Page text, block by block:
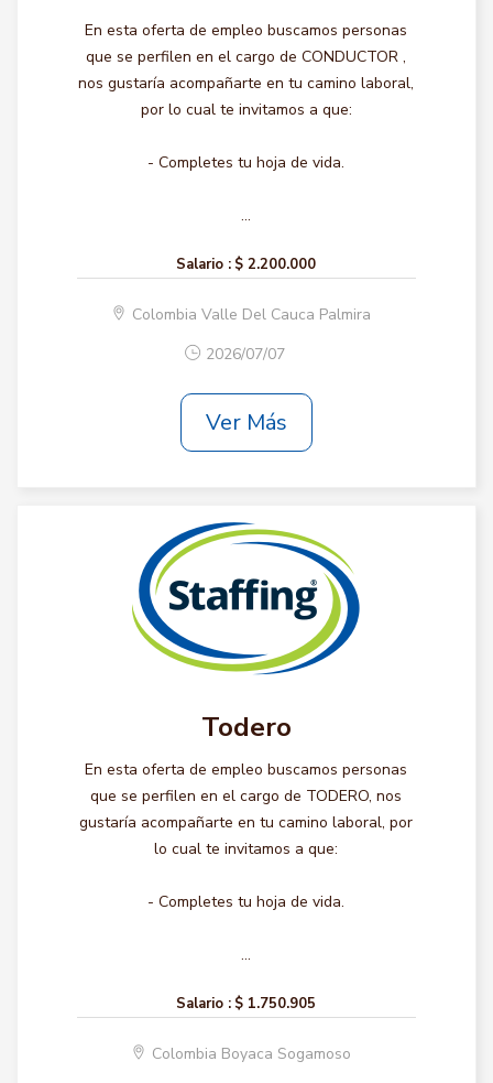
En esta oferta de empleo buscamos personas
que se perfilen en el cargo de CONDUCTOR ,
nos gustaría acompañarte en tu camino laboral,
por lo cual te invitamos a que:
- Completes tu hoja de vida.
...
Salario : $ 2.200.000
Colombia Valle Del Cauca Palmira
2026/07/07
Ver Más
Todero
En esta oferta de empleo buscamos personas
que se perfilen en el cargo de TODERO, nos
gustaría acompañarte en tu camino laboral, por
lo cual te invitamos a que:
- Completes tu hoja de vida.
...
Salario : $ 1.750.905
Colombia Boyaca Sogamoso